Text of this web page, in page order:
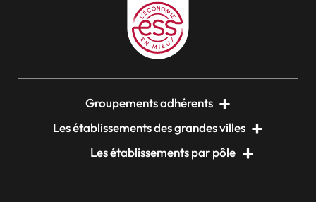
Groupements adhérents
Les établissements des grandes villes
Les établissements par pôle